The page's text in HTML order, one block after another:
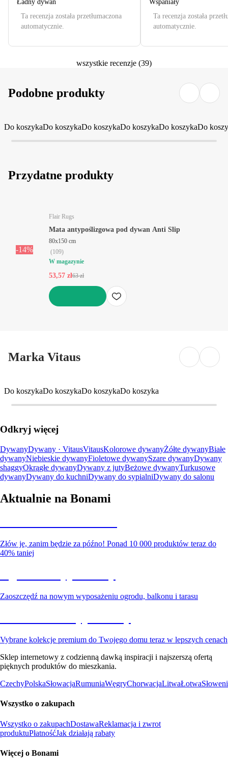
Ładny dywan
Ta recenzja została przetłumaczona
automatycznie.
Wspaniały
Ta recenzja została
automatycznie.
wszystkie recenzje (39)
Podobne produkty
Do koszykaDo koszykaDo koszykaDo koszykaDo koszykaDo
Przydatne produkty
-14%
Flair Rugs
Mata antypoślizgowa pod dywan Anti Slip
80x150 cm
(109)
W magazynie
53,57 zł63 zł
Marka Vitaus
Do koszykaDo koszykaDo koszykaDo koszyka
Odkryj więcej
DywanyDywany · VitausVitausKolorowe dywanyŻółte dywanyBiałe
dywanyNiebieskie dywanyFioletowe dywanySzare dywanyDywany
shaggyOkrągłe dywanyDywany z jutyBeżowe dywanyTurkusowe
dywanyDywany do kuchniDywany do sypialniDywany do salonu
Aktualnie na Bonami
Złów je, zanim będzie za późno! Ponad 10 000 produktów teraz do
40% taniej
Zaoszczędź na nowym wyposażeniu ogrodu, balkonu i tarasu
Vybrane kolekcje premium do Twojego domu teraz w lepszych cenach
Sklep internetowy z codzienną dawką inspiracji i najszerszą ofertą
pięknych produktów do mieszkania.
CzechyPolskaSłowacjaRumuniaWęgryChorwacjaLitwaŁotwa
Wszystko o zakupach
Wszystko o zakupachDostawaReklamacja i zwrot
produktuPłatnośćJak działają rabaty
Więcej o Bonami